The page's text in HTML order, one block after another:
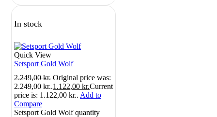
In stock
Quick View
Setsport Gold Wolf
2.249,00kr. Original price was:
2.249,00 kr..1.122,00 kr.Current
price is: 1.122,00 kr.. Add to
Compare
Setsport Gold Wolf quantity